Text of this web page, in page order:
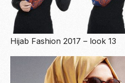
Hijab Fashion 2017 – look 13